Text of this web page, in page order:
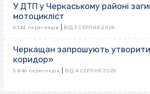
У ДТП у Черкаському районі
мотоцикліст
6 144 переглядів ВІД 3 СЕРПНЯ 2026
Черкащан запрошують
коридор»
5 846 переглядів ВІД 4 СЕРПНЯ 2026